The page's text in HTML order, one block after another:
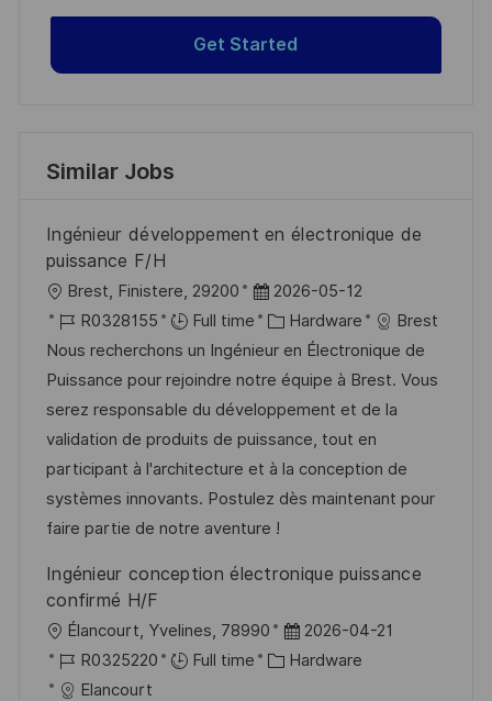
Get Started
Similar Jobs
Ingénieur développement en électronique de
puissance F/H
L
o
c
a
t
i
o
n
Brest, Finistere, 29200
P
o
s
t
e
d
D
a
t
2026-05-12
J
o
b
I
d
R0328155 Full time
C
a
t
e
g
o
r
y
Hardware
Brest
Nous recherchons un Ingénieur en Électronique de
Puissance pour rejoindre notre équipe à Brest. Vous
serez responsable du développement et de la
validation de produits de puissance, tout en
participant à l'architecture et à la conception de
systèmes innovants. Postulez dès maintenant pour
faire partie de notre aventure !
Ingénieur conception électronique puissance
confirmé H/F
L
o
c
Élancourt, Yvelines, 78990
P
o
2026-04-21
J
o
R0325220 Full time
C Hardware
Elancourt